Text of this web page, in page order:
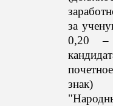
за
0,20 –